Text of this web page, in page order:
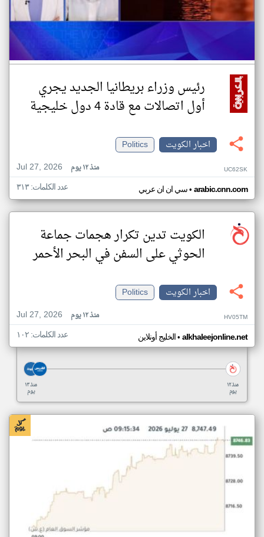
رئيس وزراء بريطانيا الجديد يجري
أول اتصالات مع قادة 4 دول خليجية
اخبار الكويت
Politics
Jul 27, 2026
منذ ١٢ يوم UC62SK
سي ان ان عربي• arabic.cnn.com عدد الكلمات: ٣١٣
الكويت تدين تكرار هجمات جماعة
الحوثي على السفن في البحر الأحمر
اخبار الكويت
Politics
Jul 27, 2026
منذ ١٢ يوم HV05TM
الخليج أونلاين• alkhaleejonline.net عدد الكلمات: ١٠٢
منذ ١٣
يوم
منذ ١٢
يوم